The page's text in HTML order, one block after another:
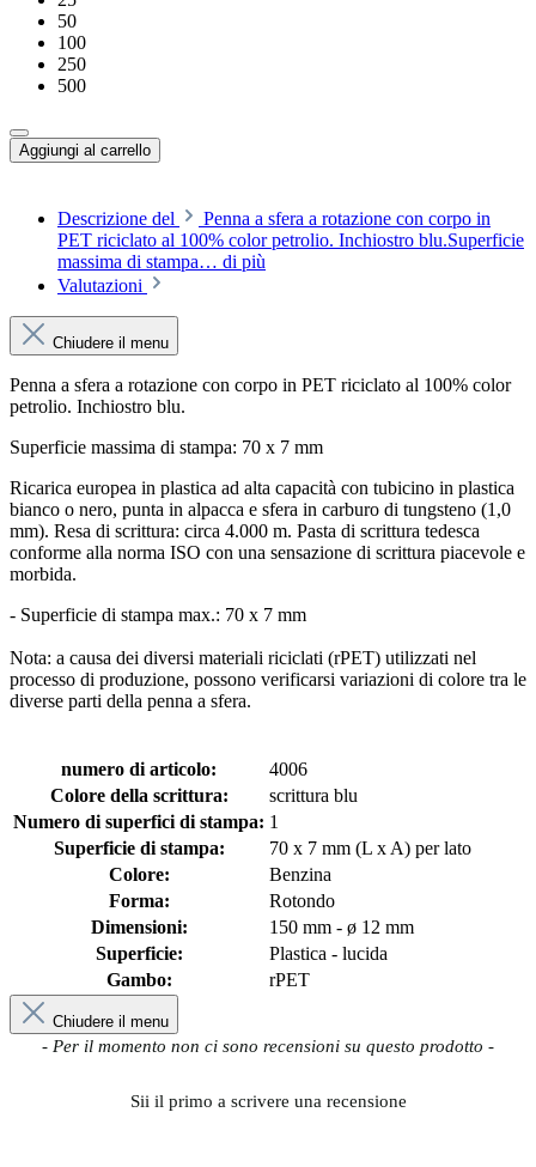
50
100
250
500
Aggiungi al carrello
Descrizione del
Penna a sfera a rotazione con corpo in
PET riciclato al 100% color petrolio. Inchiostro blu.Superficie
massima di stampa… di più
Valutazioni
Chiudere il menu
Penna a sfera a rotazione con corpo in PET riciclato al 100% color
petrolio. Inchiostro blu.
Superficie massima di stampa: 70 x 7 mm
Ricarica europea in plastica ad alta capacità con tubicino in plastica
bianco o nero, punta in alpacca e sfera in carburo di tungsteno (1,0
mm). Resa di scrittura: circa 4.000 m. Pasta di scrittura tedesca
conforme alla norma ISO con una sensazione di scrittura piacevole e
morbida.
- Superficie di stampa max.: 70 x 7 mm
Nota: a causa dei diversi materiali riciclati (rPET) utilizzati nel
processo di produzione, possono verificarsi variazioni di colore tra le
diverse parti della penna a sfera.
numero di articolo:
4006
Colore della scrittura:
scrittura blu
Numero di superfici di stampa: 1
Superficie di stampa:
70 x 7 mm (L x A) per lato
Colore:
Benzina
Forma:
Rotondo
Dimensioni:
150 mm - ø 12 mm
Superficie:
Plastica - lucida
Gambo:
rPET
Chiudere il menu
- Per il momento non ci sono recensioni su questo prodotto -
Sii il primo a scrivere una recensione
New content loaded